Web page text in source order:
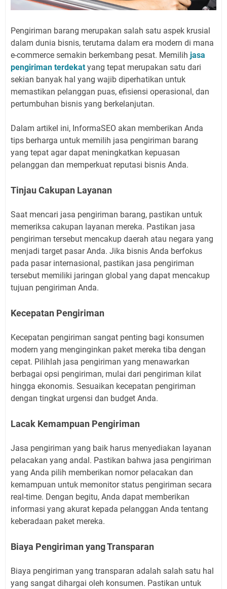
Pengiriman barang merupakan salah satu aspek krusial
dalam dunia bisnis, terutama dalam era modern di mana
e-commerce semakin berkembang pesat. Memilih jasa
pengiriman terdekat yang tepat merupakan satu dari
sekian banyak hal yang wajib diperhatikan untuk
memastikan pelanggan puas, efisiensi operasional, dan
pertumbuhan bisnis yang berkelanjutan.
Dalam artikel ini, InformaSEO akan memberikan Anda
tips berharga untuk memilih jasa pengiriman barang
yang tepat agar dapat meningkatkan kepuasan
pelanggan dan memperkuat reputasi bisnis Anda.
Tinjau Cakupan Layanan
Saat mencari jasa pengiriman barang, pastikan untuk
memeriksa cakupan layanan mereka. Pastikan jasa
pengiriman tersebut mencakup daerah atau negara yang
menjadi target pasar Anda. Jika bisnis Anda berfokus
pada pasar internasional, pastikan jasa pengiriman
tersebut memiliki jaringan global yang dapat mencakup
tujuan pengiriman Anda.
Kecepatan Pengiriman
Kecepatan pengiriman sangat penting bagi konsumen
modern yang menginginkan paket mereka tiba dengan
cepat. Pilihlah jasa pengiriman yang menawarkan
berbagai opsi pengiriman, mulai dari pengiriman kilat
hingga ekonomis. Sesuaikan kecepatan pengiriman
dengan tingkat urgensi dan budget Anda.
Lacak Kemampuan Pengiriman
Jasa pengiriman yang baik harus menyediakan layanan
pelacakan yang andal. Pastikan bahwa jasa pengiriman
yang Anda pilih memberikan nomor pelacakan dan
kemampuan untuk memonitor status pengiriman secara
real-time. Dengan begitu, Anda dapat memberikan
informasi yang akurat kepada pelanggan Anda tentang
keberadaan paket mereka.
Biaya Pengiriman yang Transparan
Biaya pengiriman yang transparan adalah salah satu hal
yang sangat dihargai oleh konsumen. Pastikan untuk